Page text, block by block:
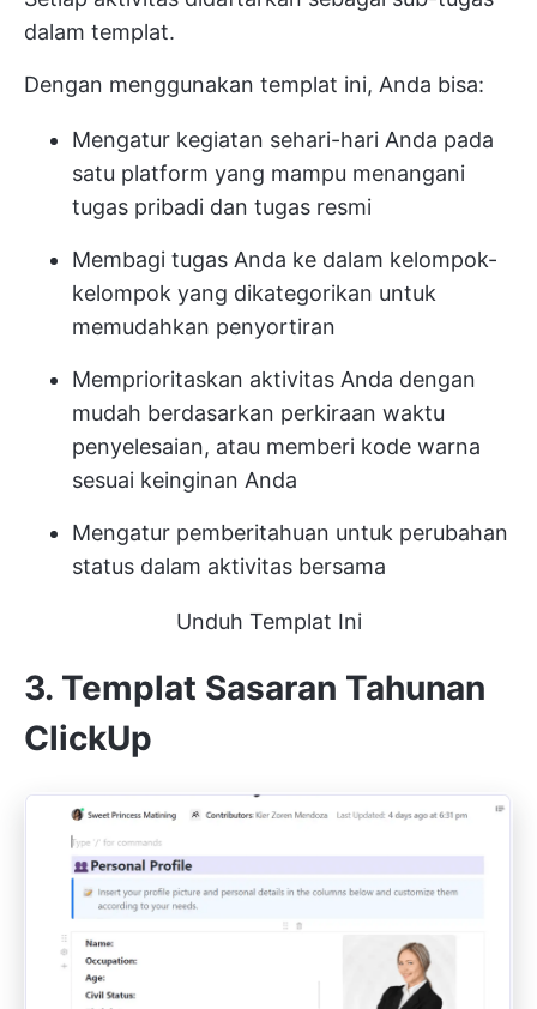
dalam templat.
Dengan menggunakan templat ini, Anda bisa:
Mengatur kegiatan sehari-hari Anda pada
satu platform yang mampu menangani
tugas pribadi dan tugas resmi
Membagi tugas Anda ke dalam kelompok-
kelompok yang dikategorikan untuk
memudahkan penyortiran
Memprioritaskan aktivitas Anda dengan
mudah berdasarkan perkiraan waktu
penyelesaian, atau memberi kode warna
sesuai keinginan Anda
Mengatur pemberitahuan untuk perubahan
status dalam aktivitas bersama
Unduh Templat Ini
3. Templat Sasaran Tahunan
ClickUp